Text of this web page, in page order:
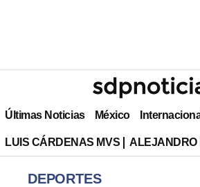
Últimas Noticias México
LUIS CÁRDENAS MVS ALEJANDRO
DEPORTES